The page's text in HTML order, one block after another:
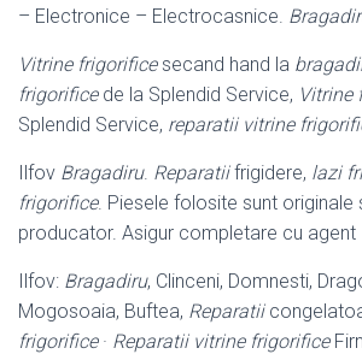
– Electronice – Electrocasnice.
Vitrine frigorificesecand hand la
frigorificede la Splendid Service, Vitrine
Splendid Service, reparatii vitrine
Ilfov Bragadiru. Reparatiifrigidere, lazi
frigorifice. Piesele folosite sunt originale
producator. Asigur completare cu agent
Ilfov: Bragadiru, Clinceni, Domnesti,
Mogosoaia, Buftea, Reparatii
frigorifice· Reparatii vitrine frigorifice